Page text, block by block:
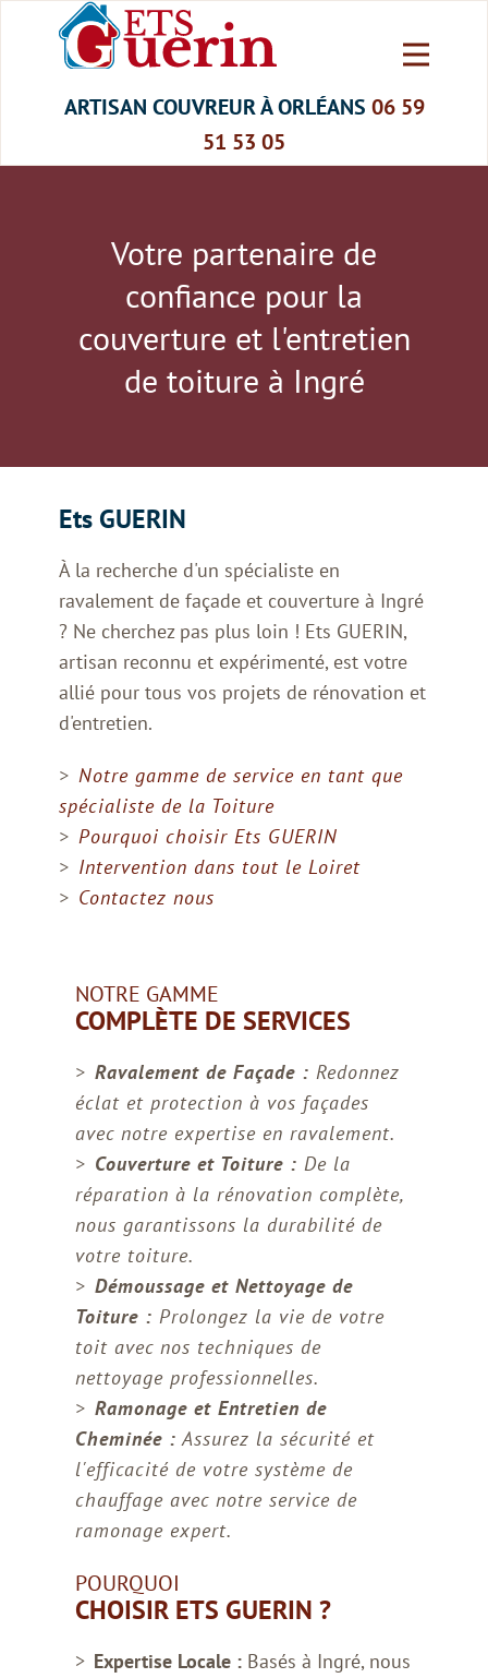
ARTISAN COUVREUR À ORLÉANS 06 59
51 53 05
Ets GUERIN - Artisan
Ravalement de façade Orléans
Démoussage et nettoyage toiture
Pose et réparation de gouttières
Nettoyage terrasse et allée
Ramonage cheminée 45
Tubage de cheminée 45
Contact et devis gratuit
Ets GUERIN Orléans, experts en
Ravalement Façade,Couverture,
Démoussage Toiture, Ramonage
Cheminée
Pose & Réparation de
Gouttières... Faites confiance à des
Artisans Couvreurs Qualifiés
bénéficiez d'un devis gratuit pour
vos projets
Votre partenaire de
confiance pour la
couverture et l'entretien
de toiture à Ingré
Ets GUERIN
À la recherche d'un spécialiste en
ravalement de façade et couverture à Ingré
? Ne cherchez pas plus loin ! Ets GUERIN,
artisan reconnu et expérimenté, est votre
allié pour tous vos projets de rénovation et
d'entretien.
Notre gamme de service en tant que
spécialiste de la Toiture
Pourquoi choisir Ets GUERIN
Intervention dans tout le Loiret
Contactez nous
NOTRE GAMME
COMPLÈTE DE SERVICES
Ravalement de Façade : Redonnez
éclat et protection à vos façades
avec notre expertise en ravalement.
Couverture et Toiture : De la
réparation à la rénovation complète,
nous garantissons la durabilité de
votre toiture.
Démoussage et Nettoyage de
Toiture : Prolongez la vie de votre
toit avec nos techniques de
nettoyage professionnelles.
Ramonage et Entretien de
Cheminée : Assurez la sécurité et
l'efficacité de votre système de
chauffage avec notre service de
ramonage expert.
POURQUOI
CHOISIR ETS GUERIN ?
Expertise Locale : Basés à Ingré, nous